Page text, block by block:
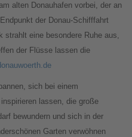
alten Donauhafen vorbei, der an
der Donau-Schifffahrt
strahlt eine besondere Ruhe aus,
der Flüsse lassen die
sich bei einem
lassen, die große
bewundern und sich in der
Garten verwöhnen